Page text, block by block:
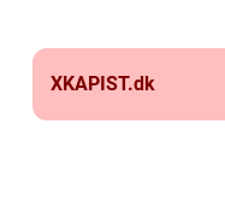
XKAPIST.dk